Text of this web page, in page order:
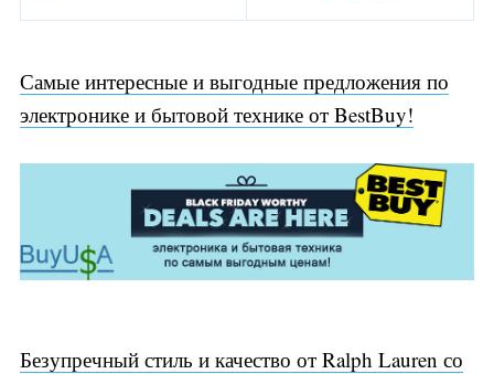
Самые интересные и выгодные предложения по
электронике и бытовой технике от BestBuy!
Безупречный стиль и качество от Ralph Lauren со